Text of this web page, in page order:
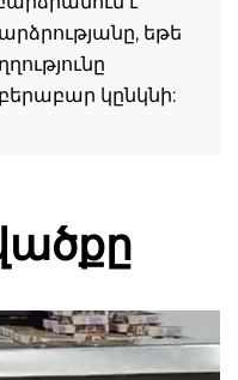
եթե
կընկնի: